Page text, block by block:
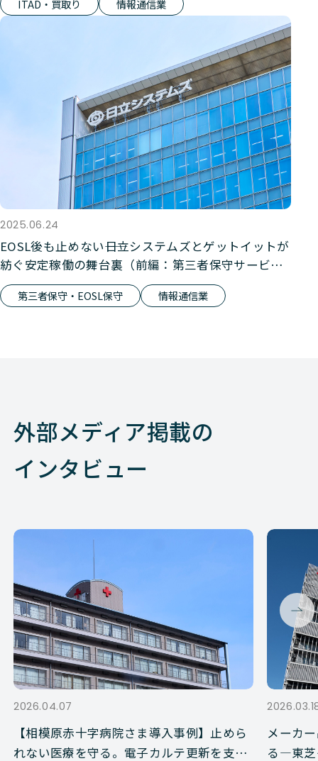
ITAD・買取り 情報通信業
2025.06.24
EOSL後も止めない――日立システムズとゲットイットが
紡ぐ安定稼働の舞台裏（前編：第三者保守サービ
ス）
第三者保守・EOSL保守 情報通信業
外部メディア掲載の
インタビュー
2026.04.07
【相模原赤十字病院さま導入事例】止めら
れない医療を守る。電子カルテ更新を支え
メーカ
る―東芝